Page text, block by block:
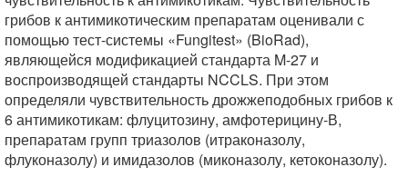
грибов к антимикотическим препаратам оценивали с
помощью тест-системы «Fungitest» (BioRad),
являющейся модификацией стандарта M-27 и
воспроизводящей стандарты NCCLS. При этом
определяли чувствительность дрожжеподобных грибов к
6 антимикотикам: флуцитозину, амфотерицину-В,
препаратам групп триазолов (итраконазолу,
флуконазолу) и имидазолов (миконазолу, кетоконазолу).